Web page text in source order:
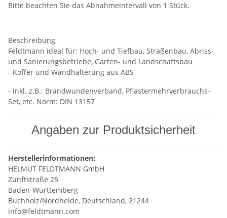
Bitte beachten Sie das Abnahmeintervall von 1 Stück.
Beschreibung
Feldtmann ideal für: Hoch- und Tiefbau, Straßenbau, Abriss-
und Sanierungsbetriebe, Garten- und Landschaftsbau
- Koffer und Wandhalterung aus ABS
- inkl. z.B.: Brandwundenverband, Pflastermehrverbrauchs-
Set, etc. Norm: DIN 13157
Angaben zur Produktsicherheit
Herstellerinformationen:
HELMUT FELDTMANN GmbH
Zunftstraße 25
Baden-Württemberg
Buchholz/Nordheide, Deutschland, 21244
info@feldtmann.com